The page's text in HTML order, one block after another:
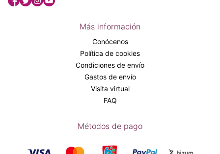
Más información
Conócenos
Política de cookies
Condiciones de envío
Gastos de envío
Visita virtual
FAQ
Métodos de pago